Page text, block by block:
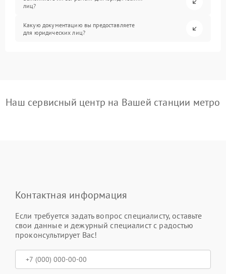
лиц?
Какую документацию вы предоставляете
для юридических лиц?
Наш сервисный центр на Вашей станции метро
Контактная информация
Если требуется задать вопрос специалисту, оставьте
свои данные и дежурный специалист с радостью
проконсультирует Вас!